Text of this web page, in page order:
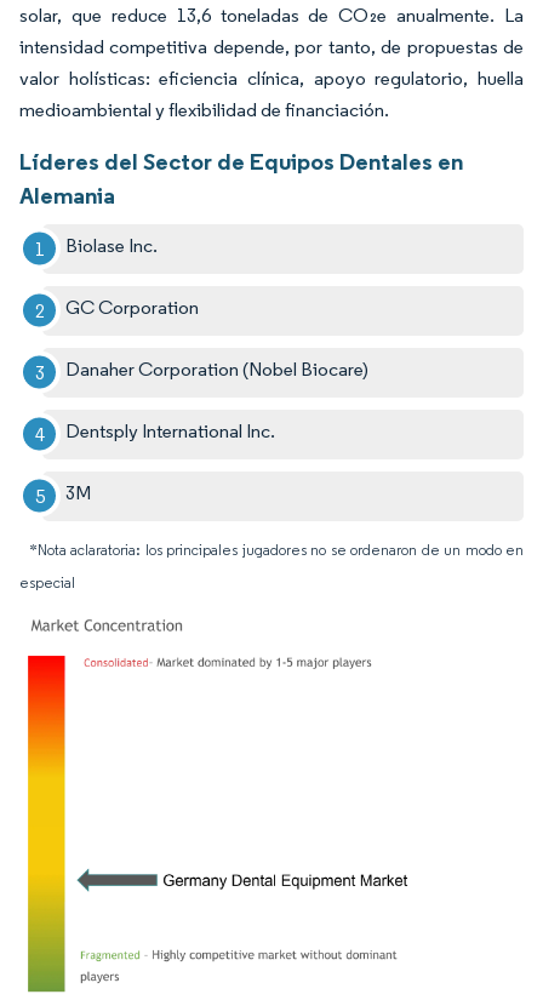
solar, que reduce 13,6 toneladas de CO₂e anualmente. La
intensidad competitiva depende, por tanto, de propuestas de
valor holísticas: eficiencia clínica, apoyo regulatorio, huella
medioambiental y flexibilidad de financiación.
Líderes del Sector de Equipos Dentales en
Alemania
Biolase Inc.
GC Corporation
Danaher Corporation (Nobel Biocare)
Dentsply International Inc.
3M
*Nota aclaratoria: los principales jugadores no se ordenaron de un modo en
especial